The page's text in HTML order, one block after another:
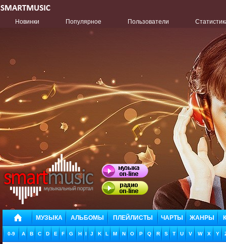
Новинки Популярное Пользователи
МУЗЫКА АЛЬБОМЫ ПЛЕЙЛИСТЫ ЧАРТЫ ЖАНРЫ
0-9 A B C D E F G H I J K L M N O P Q R S T U V W X Y